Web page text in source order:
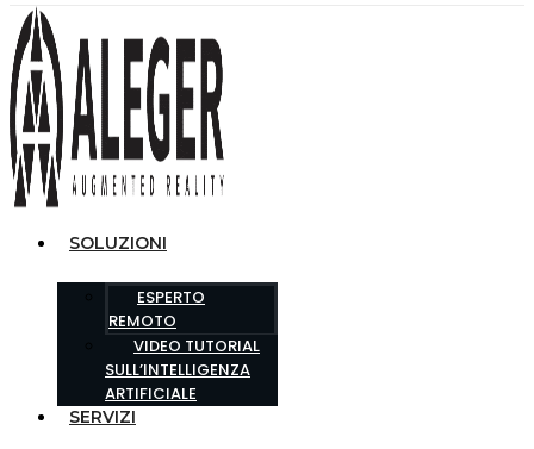
SOLUZIONI
ESPERTO
REMOTO
VIDEO TUTORIAL
SULL’INTELLIGENZA
ARTIFICIALE
SERVIZI